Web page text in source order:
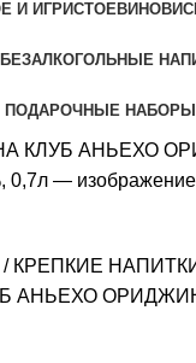
И ИГРИСТОЕВИНО
БЕЗАЛКОГОЛЬНЫЕ
ПОДАРОЧНЫЕ НАБОРЫ
КРЕПКИЕ
АНЬЕХО